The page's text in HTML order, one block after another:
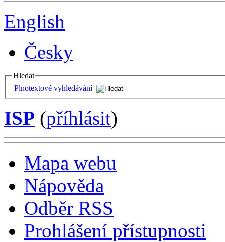
English
Česky
Hledat
Plnotextové vyhledávání
ISP (příhlásit)
Mapa webu
Nápověda
Odběr RSS
Prohlášení přístupnosti